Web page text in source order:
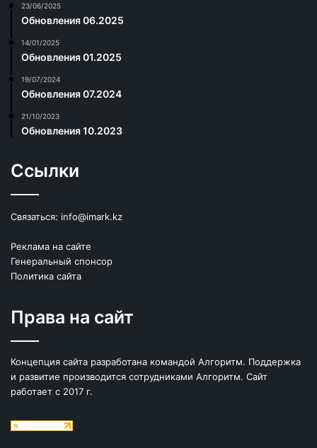
23/06/2025
Обновления 06.2025
14/01/2025
Обновления 01.2025
19/07/2024
Обновления 07.2024
21/10/2023
Обновления 10.2023
Ссылки
Связаться: info@imark.kz
Реклама на сайте
Генеральный спонсор
Политика сайта
Права на сайт
Концепция сайта разработана командой Алгоритм. Поддержка
и развитие производится сотрудниками Алгоритм. Сайт
работает с 2017 г.